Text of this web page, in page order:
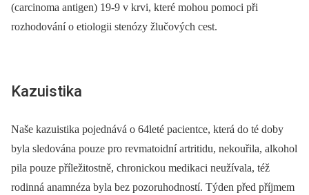
(carcinoma antigen) 19-9 v krvi, které mohou pomoci při
rozhodování o etiologii stenózy žlučových cest.
Kazuistika
Naše kazuistika pojednává o 64leté pa­cientce, která do té doby
byla sledována pouze pro revmatoidní artritidu, nekouřila, alkohol
pila pouze příležitostně, chronickou medikaci neužívala, též
rodin­ná anamnéza byla bez pozoruhodností. Týden před příjmem